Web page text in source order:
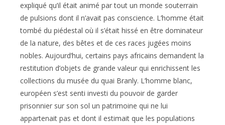
expliqué qu’il était animé par tout un monde souterrain
de pulsions dont il n’avait pas conscience. L’homme était
tombé du piédestal où il s’était hissé en être dominateur
de la nature, des bêtes et de ces races jugées moins
nobles. Aujourd’hui, certains pays africains demandent la
restitution d’objets de grande valeur qui enrichissent les
collections du musée du quai Branly. L’homme blanc,
européen s’est senti investi du pouvoir de garder
prisonnier sur son sol un patrimoine qui ne lui
appartenait pas et dont il estimait que les populations